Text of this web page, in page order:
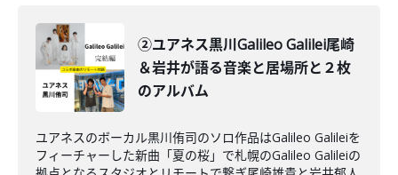
②ユアネス黒川Galileo Galilei尾崎
＆岩井が語る音楽と居場所と２枚
のアルバム
ユアネスのボーカル黒川侑司のソロ作品はGalileo Galileiを
フィーチャーした新曲「夏の桜」で札幌のGalileo Galileiの